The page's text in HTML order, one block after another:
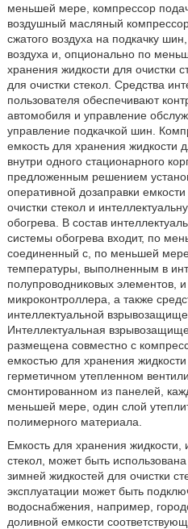
меньшей мере, компрессор
воздушный масляный
сжатого воздуха на подкачку
воздуха и, опционально по
хранения жидкости для очистки
для очистки стекол. Средства
пользователя обеспечивают
автомобиля и управление
управление подкачкой шин.
емкость для хранения жидкости
внутри одного стационарного
предложенным решением
оперативной дозаправки
очистки стекол и
обогрева. В состав
системы обогрева входит, по
соединенный с, по меньшей
температуры, выполненным в
полупроводниковых элементов,
микроконтроллера, а также
интеллектуальной
Интеллектуальная
размещена совместно с
емкостью для хранения жидкости
герметичном утепленном
смонтированном из панелей,
меньшей мере, один слой
полимерного материала.
Емкость для хранения жидкости,
стекол, может быть
зимней жидкостей для очистки
эксплуатации может быть
водоснабжения, например,
доливной емкости